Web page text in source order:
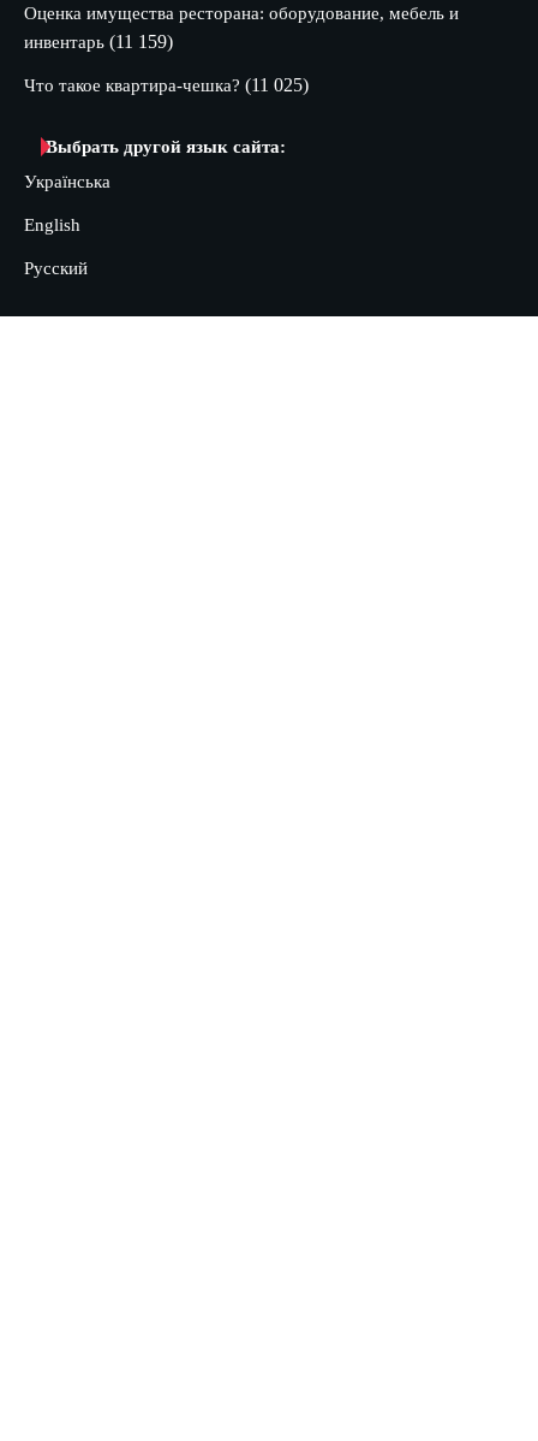
Оценка имущества ресторана: оборудование, мебель и
инвентарь (11 159)
Что такое квартира-чешка? (11 025)
Выбрать другой язык сайта:
Українська
English
Русский